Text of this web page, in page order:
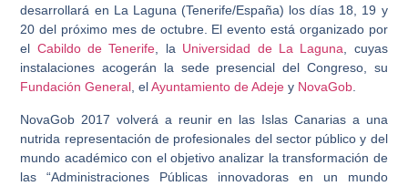
desarrollará en La Laguna (Tenerife/España) los días 18, 19 y
20 del próximo mes de octubre. El evento está organizado por
el Cabildo de Tenerife , la Universidad de La Laguna , cuyas
instalaciones acogerán la sede presencial del Congreso, su
Fundación General , elAyuntamiento de Adeje y NovaGob
NovaGob 2017 volverá a reunir en las Islas Canarias a una
nutrida representación de profesionales del sector público y del
mundo académico con el objetivo analizar la transformación de
las “Administraciones Públicas innovadoras en un mundo